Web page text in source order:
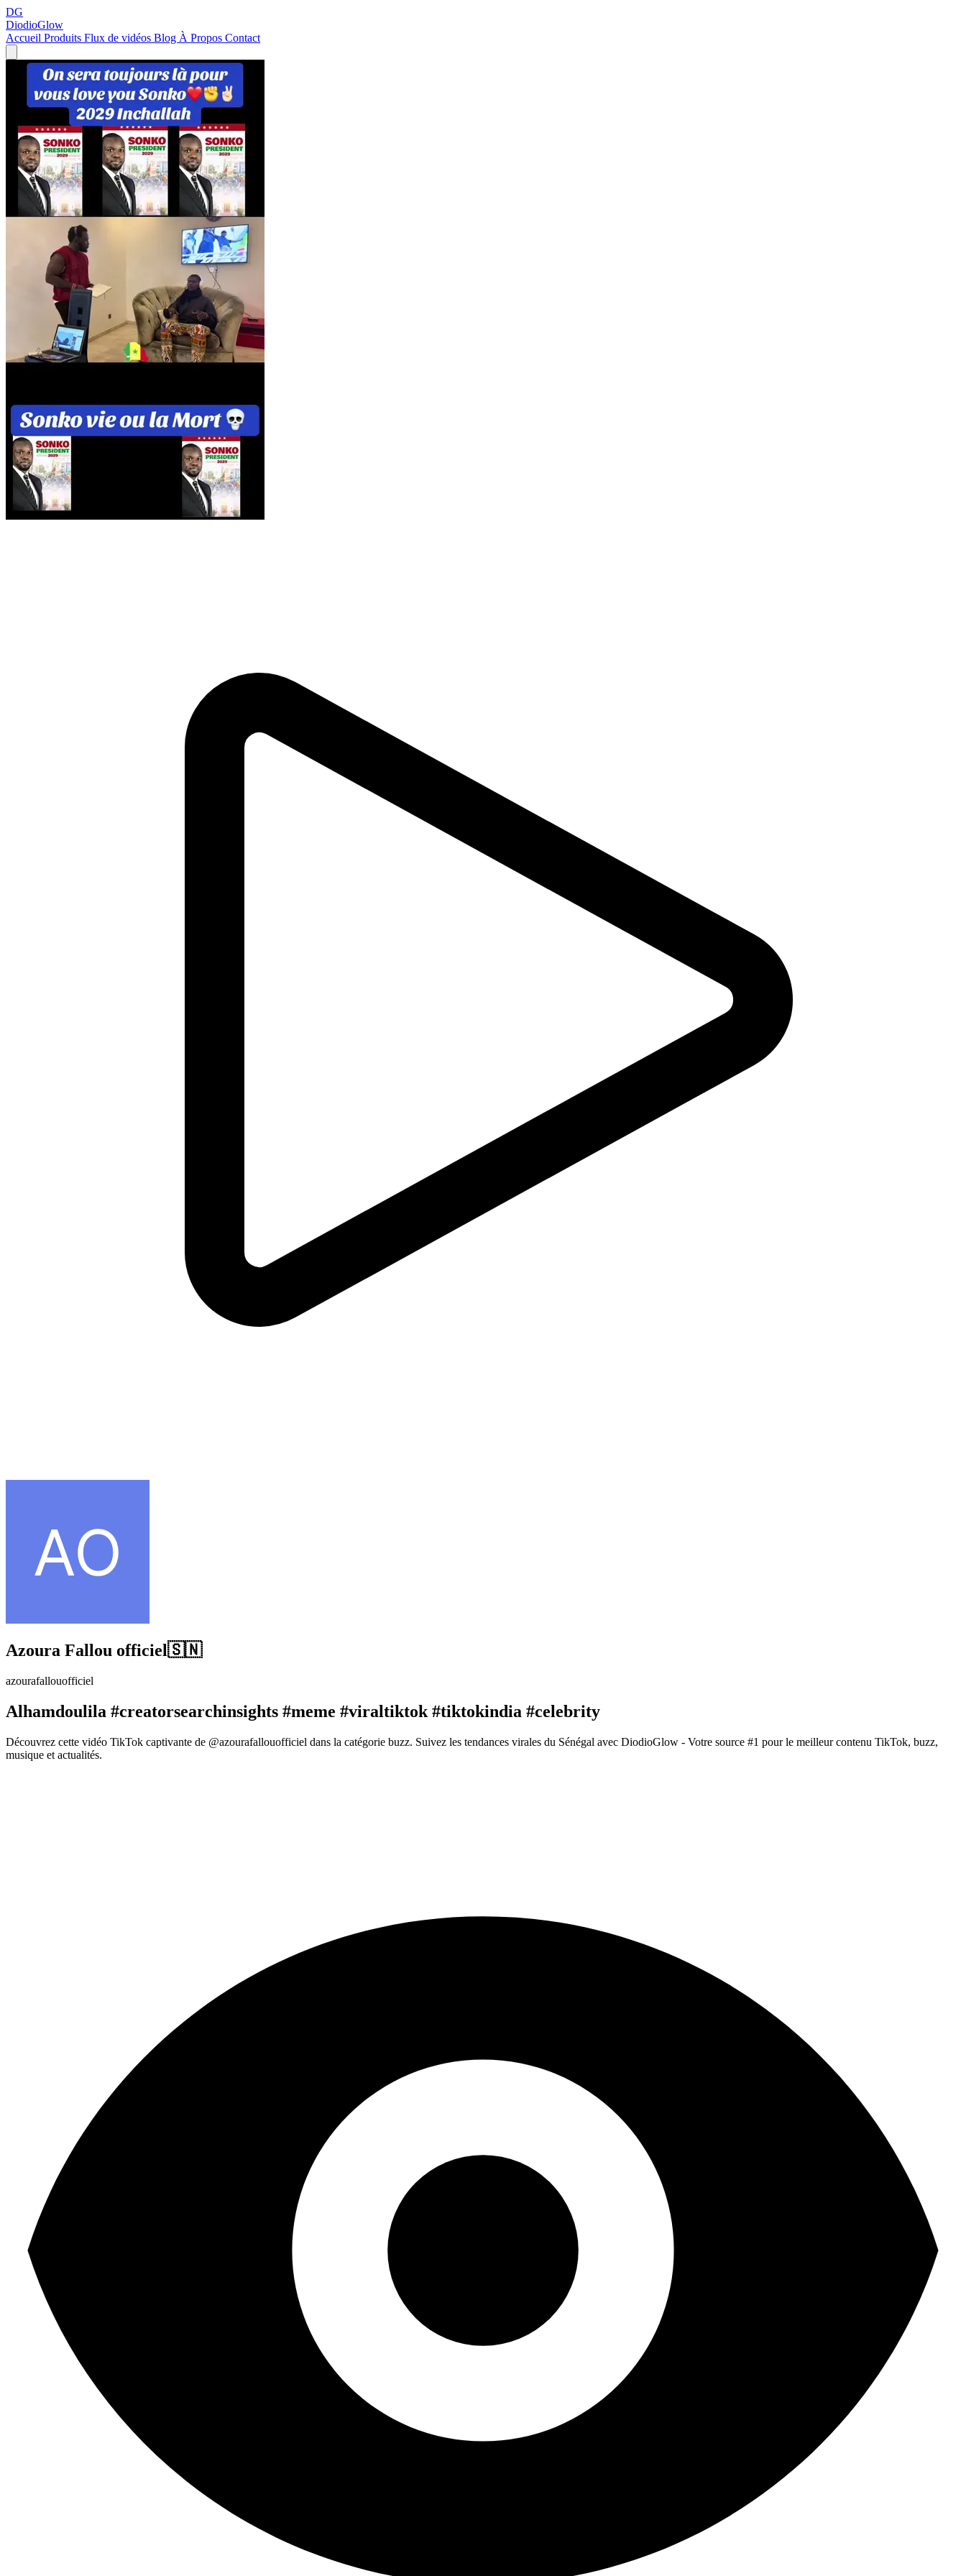
DG
DiodioGlow
Accueil Produits Flux de vidéos Blog À Propos Contact
Azoura Fallou officiel🇸🇳
azourafallouofficiel
Alhamdoulila #creatorsearchinsights #meme #viraltiktok #tiktokindia #celebrity
Découvrez cette vidéo TikTok captivante de @azourafallouofficiel dans la catégorie buzz. Suivez les tendances virales du Sénégal avec DiodioGlow - Votre source #1 pour le meilleur contenu TikTok, buzz,
musique et actualités.